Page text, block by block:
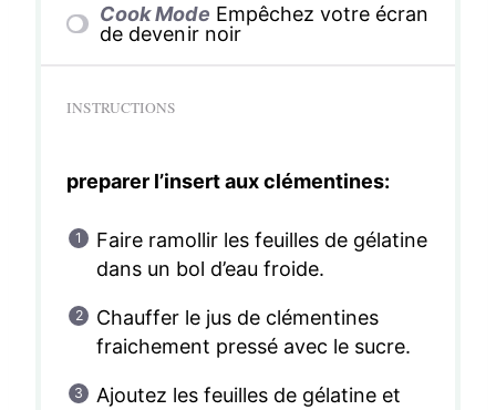
Cook Mode Empêchez votre écran
de devenir noir
INSTRUCTIONS
preparer l’insert aux clémentines:
Faire ramollir les feuilles de gélatine
dans un bol d’eau froide.
Chauffer le jus de clémentines
fraichement pressé avec le sucre.
Ajoutez les feuilles de gélatine et